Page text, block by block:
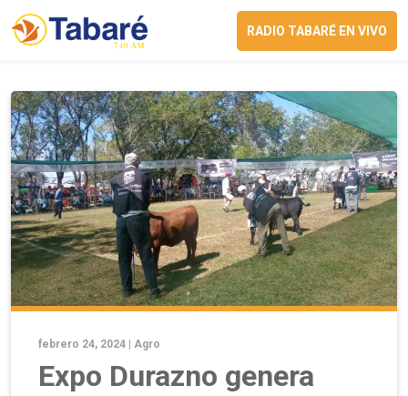
RADIO TABARÉ EN VIVO
febrero 24, 2024 | Agro
Expo Durazno genera